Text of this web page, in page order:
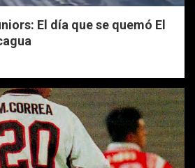
El día que se quemó El